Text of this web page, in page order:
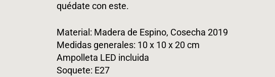
quédate con este.
Material: Madera de Espino, Cosecha 2019
Medidas generales: 10 x 10 x 20 cm
Ampolleta LED incluida
Soquete: E27